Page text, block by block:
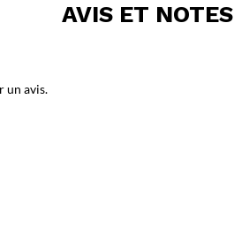
AVIS ET NOTES
un avis.